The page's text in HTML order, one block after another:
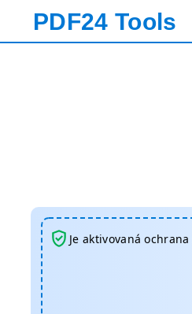
PDF24 Tools
Je aktivovaná